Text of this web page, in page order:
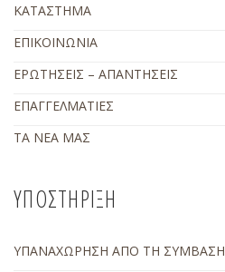
ΚΑΤΑΣΤΗΜΑ
ΕΠΙΚΟΙΝΩΝΙΑ
ΕΡΩΤΗΣΕΙΣ – ΑΠΑΝΤΗΣΕΙΣ
ΕΠΑΓΓΕΛΜΑΤΙΕΣ
ΤΑ ΝΕΑ ΜΑΣ
ΥΠΟΣΤΗΡΙΞΗ
ΥΠΑΝΑΧΩΡΗΣΗ ΑΠΟ ΤΗ ΣΥΜΒΑΣΗ